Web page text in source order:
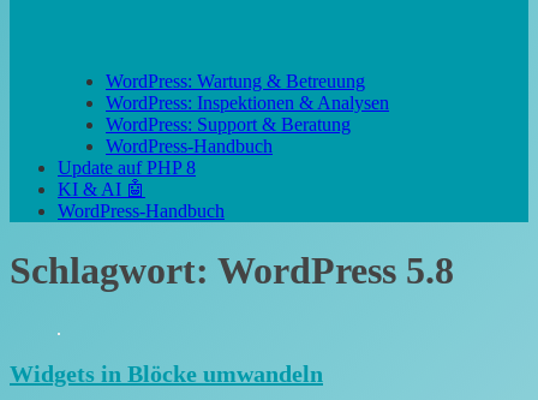
WordPress: Wartung & Betreuung
WordPress: Inspektionen & Analysen
WordPress: Support & Beratung
WordPress-Handbuch
Update auf PHP 8
KI & AI 🤖
WordPress-Handbuch
Schlagwort: WordPress 5.8
Widgets in Blöcke umwandeln